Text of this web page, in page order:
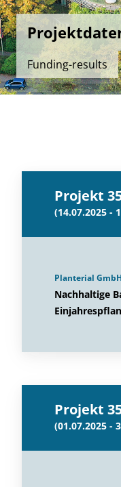
Funding-results
Projekt
(14.07.2025 -
Planterial GmbH
Nachhaltige
Projekt
(01.07.2025 -